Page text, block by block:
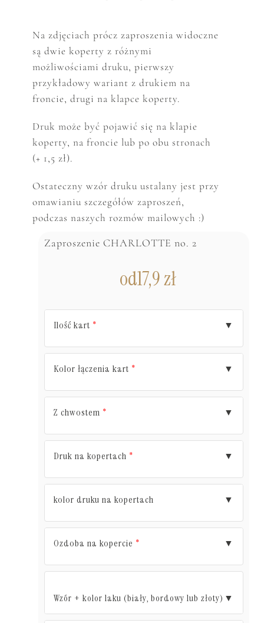
Na zdjęciach prócz zaproszenia widoczne
są dwie koperty z różnymi
możliwościami druku, pierwszy
przykładowy wariant z drukiem na
froncie, drugi na klapce koperty.
Druk może być pojawić się na klapie
koperty, na froncie lub po obu stronach
(+ 1,5 zł).
Ostateczny wzór druku ustalany jest przy
omawianiu szczegółów zaproszeń,
podczas naszych rozmów mailowych :)
Zaproszenie CHARLOTTE no. 2
od17,9zł
Ilość kart * ▼
Kolor łączenia kart * ▼
Z chwostem * ▼
Druk na kopertach * ▼
kolor druku na kopertach ▼
Ozdoba na kopercie * ▼
Wzór + kolor laku (biały, bordowy lub złoty) ▼